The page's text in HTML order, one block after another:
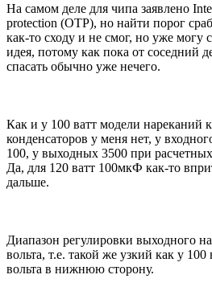
На самом деле для чипа заявлено
protection (OTP), но найти порог
как-то сходу и не смог, но уже могу
идея, потому как пока от соседний
спасать обычно уже нечего.
Как и у 100 ватт модели нареканий
конденсаторов у меня нет, у
100, у выходных 3500 при
Да, для 120 ватт 100мкФ как-то
дальше.
Диапазон регулировки выходного
вольта, т.е. такой же узкий как у
вольта в нижнюю сторону.